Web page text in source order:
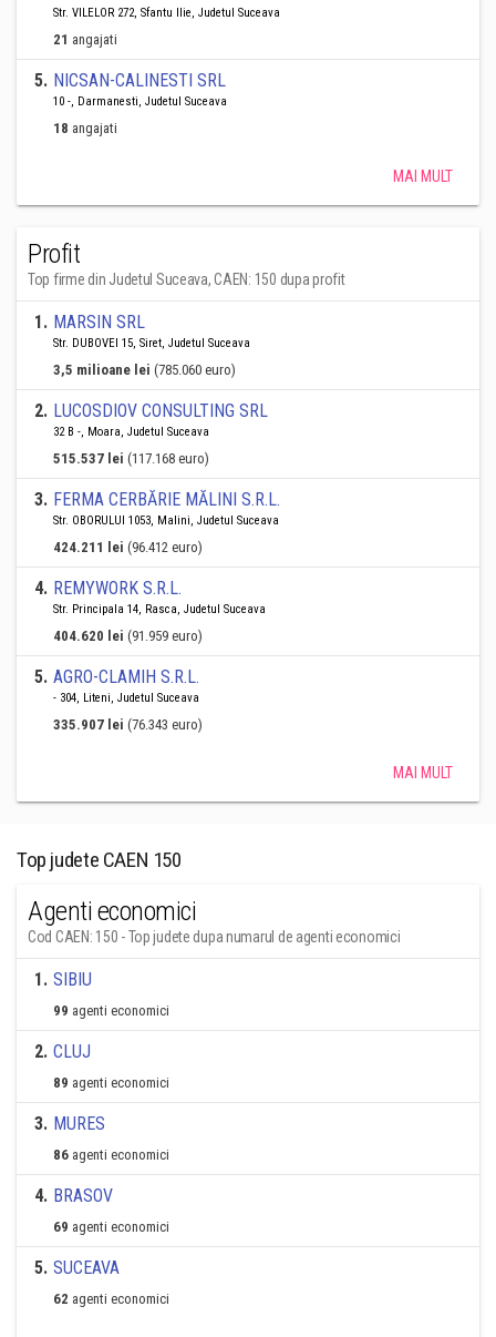
Str. VILELOR 272, Sfantu Ilie, Judetul Suceava
21 angajati
5. NICSAN-CALINESTI SRL
10 -, Darmanesti, Judetul Suceava
18 angajati
MAI MULT
Profit
Top firme din Judetul Suceava, CAEN: 150 dupa profit
1. MARSIN SRL
Str. DUBOVEI 15, Siret, Judetul Suceava
3,5 milioane lei (785.060 euro)
2. LUCOSDIOV CONSULTING SRL
32 B -, Moara, Judetul Suceava
515.537 lei (117.168 euro)
3. FERMA CERBĂRIE MĂLINI S.R.L.
Str. OBORULUI 1053, Malini, Judetul Suceava
424.211 lei (96.412 euro)
4. REMYWORK S.R.L.
Str. Principala 14, Rasca, Judetul Suceava
404.620 lei (91.959 euro)
5. AGRO-CLAMIH S.R.L.
- 304, Liteni, Judetul Suceava
335.907 lei (76.343 euro)
MAI MULT
Top judete CAEN 150
Agenti economici
Cod CAEN: 150 - Top judete dupa numarul de agenti economici
1. SIBIU
99 agenti economici
2. CLUJ
89 agenti economici
3. MURES
86 agenti economici
4. BRASOV
69 agenti economici
5. SUCEAVA
62 agenti economici